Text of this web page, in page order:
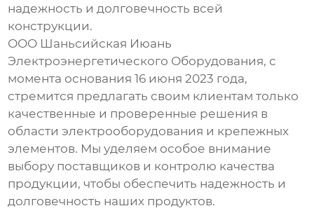
надежность и долговечность всей
конструкции.
ООО Шаньсийская Июань
Электроэнергетического Оборудования, с
момента основания 16 июня 2023 года,
стремится предлагать своим клиентам только
качественные и проверенные решения в
области электрооборудования и крепежных
элементов. Мы уделяем особое внимание
выбору поставщиков и контролю качества
продукции, чтобы обеспечить надежность и
долговечность наших продуктов.